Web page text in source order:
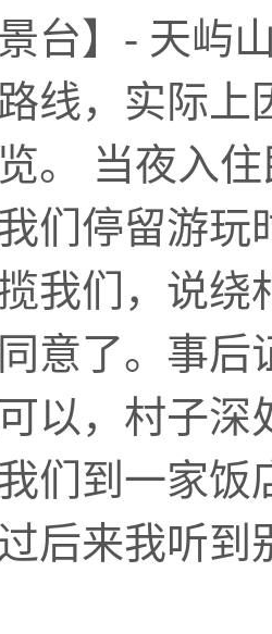
景台】- 天屿
线，实际上
。 当夜入
们停留游
我们，说绕
意了。事
以，村子
们到一家
后来我听到